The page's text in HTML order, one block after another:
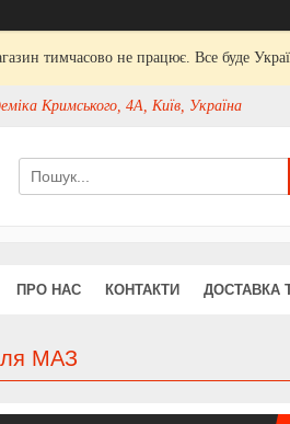
тимчасово не працює. Все буде
Кримського, 4А, Київ, Україна
ПРО НАС КОНТАКТИ ДОСТАВКА
МАЗ